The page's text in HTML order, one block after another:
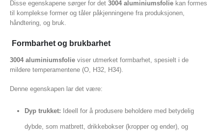
Disse egenskapene sørger for det 3004 aluminiumsfolie kan formes
til komplekse former og tåler påkjenningene fra produksjonen,
håndtering, og bruk.
Formbarhet og brukbarhet
3004 aluminiumsfolie viser utmerket formbarhet, spesielt i de
mildere temperamentene (O, H32, H34).
Denne egenskapen lar det være:
Dyp trukket: Ideell for å produsere beholdere med betydelig
dybde, som matbrett, drikkebokser (kropper og ender), og